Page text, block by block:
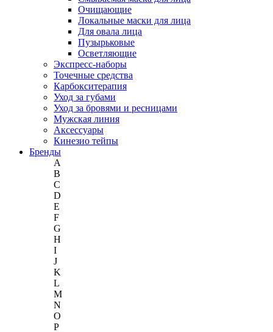
Очищающие
Локальные маски для лица
Для овала лица
Пузырьковые
Осветляющие
Экспресс-наборы
Точечные средства
Карбокситерапия
Уход за губами
Уход за бровями и ресницами
Мужская линия
Аксессуары
Кинезио тейпы
Бренды
A
B
C
D
E
F
G
H
I
J
K
L
M
N
O
P